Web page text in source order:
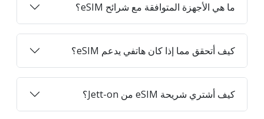
ما هي الأجهزة المتوافقة مع شرائح eSIM؟
كيف أتحقق مما إذا كان هاتفي يدعم eSIM؟
كيف أشتري شريحة eSIM من Jett-on؟